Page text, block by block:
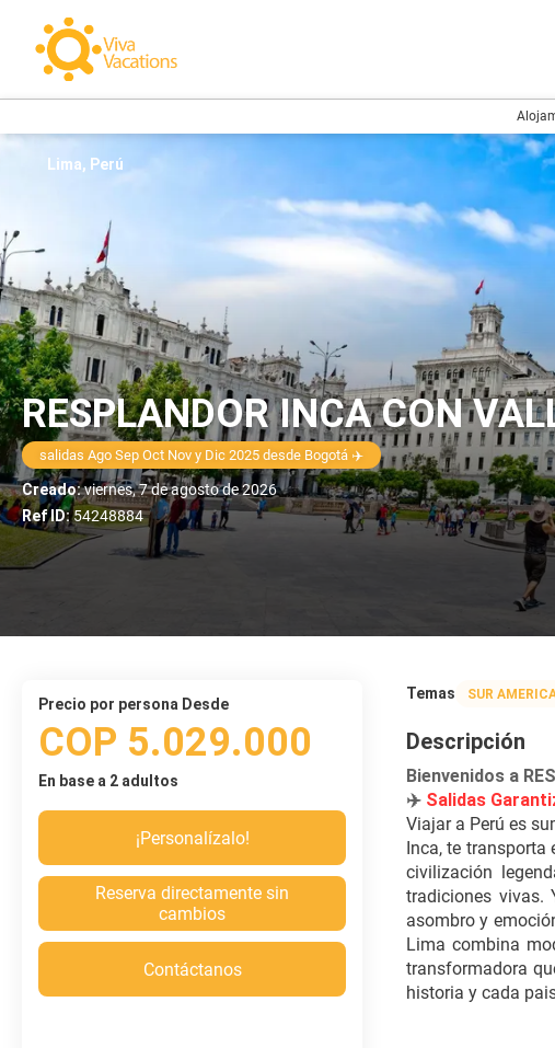
RESPLANDOR INCA CON
salidas Ago Sep Oct Nov y Dic 2025 desde Bogotá ✈️
Creado:viernes, 7 de agosto de 2026
Ref ID:54248884
Lima, Perú
Temas SUR
Descripción
Bienvenidos a
✈️ Salidas
Viajar a Perú es
Inca, te transporta
civilización
tradiciones vivas.
asombro y
Lima combina
transformadora
historia y cada
precio por persona Desde
COP 5.029.000
En base a 2 adultos
¡Personalízalo!
Reserva directamente sin
cambios
Contáctanos